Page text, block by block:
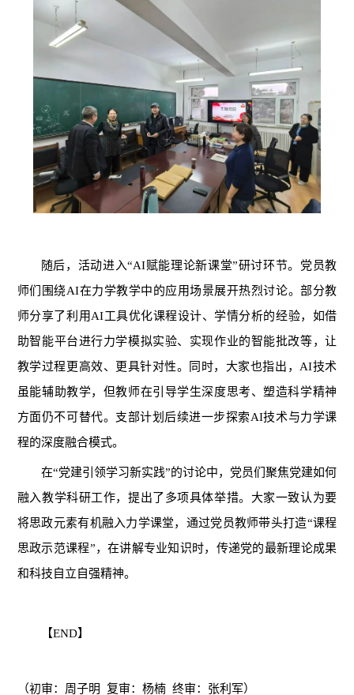
随后，活动进入“AI赋能理论新课堂”研讨环节。党员教
师们围绕AI在力学教学中的应用场景展开热烈讨论。部分教
师分享了利用AI工具优化课程设计、学情分析的经验，如借
助智能平台进行力学模拟实验、实现作业的智能批改等，让
教学过程更高效、更具针对性。同时，大家也指出，AI技术
虽能辅助教学，但教师在引导学生深度思考、塑造科学精神
方面仍不可替代。支部计划后续进一步探索AI技术与力学课
程的深度融合模式。
在“党建引领学习新实践”的讨论中，党员们聚焦党建如何
融入教学科研工作，提出了多项具体举措。大家一致认为要
将思政元素有机融入力学课堂，通过党员教师带头打造“课程
思政示范课程”，在讲解专业知识时，传递党的最新理论成果
和科技自立自强精神。
【END】
（初审：周子明 复审：杨楠 终审：张利军）